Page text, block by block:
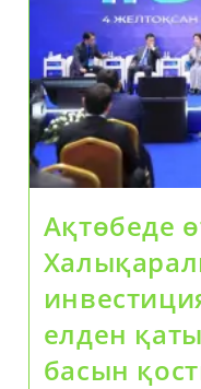
Ақтөбеде
елден
басын